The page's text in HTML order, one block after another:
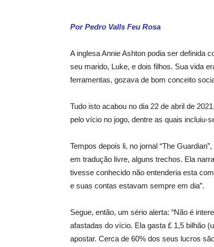
Por Pedro Valls Feu Rosa
A inglesa Annie Ashton podia ser definida
seu marido, Luke, e dois filhos. Sua vida
ferramentas, gozava de bom conceito
Tudo isto acabou no dia 22 de abril de
pelo vício no jogo, dentre as quais incluiu-
Tempos depois li, no jornal “The
em tradução livre, alguns trechos. Ela
tivesse conhecido não entenderia esta
e suas contas estavam sempre em dia”.
Segue, então, um sério alerta: “Não é
afastadas do vício. Ela gasta £ 1,5 bilhão
apostar. Cerca de 60% dos seus lucros